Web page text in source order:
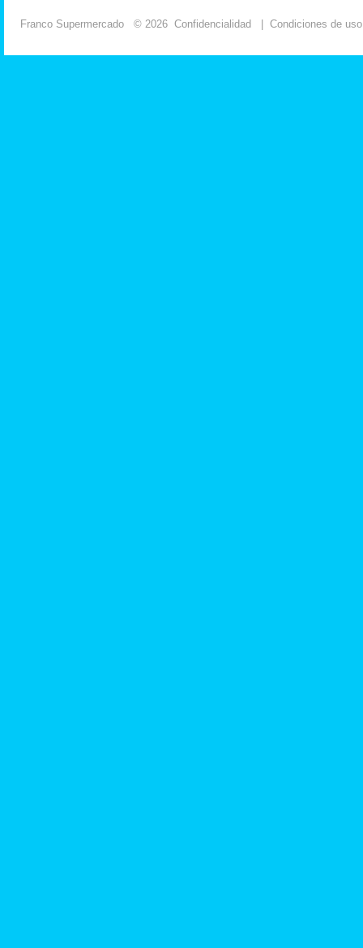
Franco Supermercado © 2026 Confidencialidad Condiciones de uso